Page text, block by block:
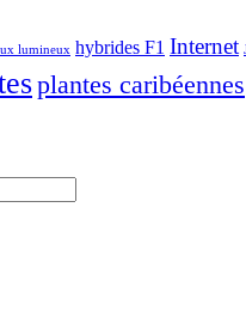
lumineux hybrides F1 Internet
plantes caribéennes